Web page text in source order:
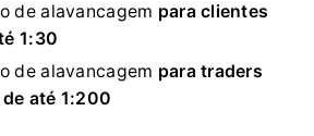
de alavancagem para clientes
1:30
de alavancagem para traders
até 1:200